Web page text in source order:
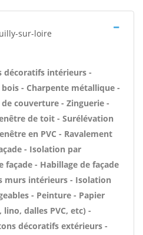
sur-loire
décoratifs intérieurs -
- Charpente métallique -
couverture - Zinguerie -
de toit - Surélévation
en PVC - Ravalement
- Isolation par
- Habillage de façade
murs intérieurs - Isolation
- Peinture - Papier
dalles PVC, etc) -
décoratifs extérieurs -